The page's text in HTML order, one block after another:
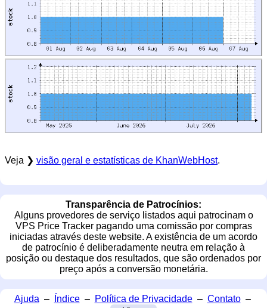
Veja ❯ visão geral e estatísticas de KhanWebHost.
Transparência de Patrocínios:
Alguns provedores de serviço listados aqui patrocinam o
VPS Price Tracker pagando uma comissão por compras
iniciadas através deste website. A existência de um acordo
de patrocínio é deliberadamente neutra em relação à
posição ou destaque dos resultados, que são ordenados por
preço após a conversão monetária.
Ajuda – Índice– Política de Privacidade– Contato–